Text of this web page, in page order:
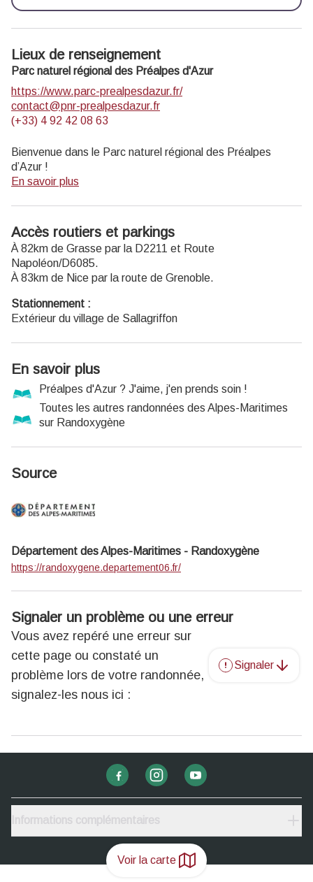
Voir la carte
Lieux de renseignement
Parc naturel régional des Préalpes d'Azur
https://www.parc-prealpesdazur.fr/
contact@pnr-prealpesdazur.fr
(+33) 4 92 42 08 63
Bienvenue dans le Parc naturel régional des Préalpes
d’Azur !
Découvrez la richesse unique de la géologie, de la faune et
différents itinéraires de cheminsdesparcs.
Profitez d’autresactivités natureproposées dans le Parc.
Recevez lanewsletter du Parc.
En savoir plus
Accès routiers et parkings
À 82km de Grasse par la D2211 et Route
Napoléon/D6085.
À 83km de Nice par la route de Grenoble.
Stationnement :
Extérieur du village de Sallagriffon
En savoir plus
Préalpes d'Azur ? J'aime, j'en prends soin !
Toutes les autres randonnées des Alpes-Maritimes
sur Randoxygène
Source
Département des Alpes-Maritimes - Randoxygène
https://randoxygene.departement06.fr/
Signaler un problème ou une erreur
Vous avez repéré une erreur sur
cette page ou constaté un
problème lors de votre randonnée,
signalez-les nous ici :
Signaler
Informations complémentaires